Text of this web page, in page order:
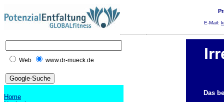
E-Mail:
Web www.dr-mueck.de
Home
Das